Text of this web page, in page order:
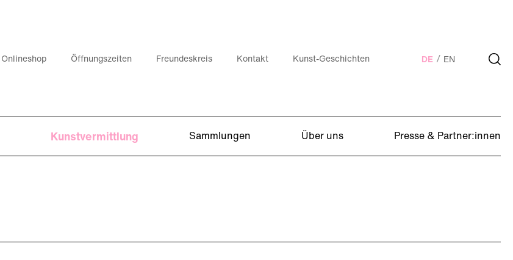
Onlineshop Öffnungszeiten Freundeskreis Kontakt Kunst-Geschichten DE EN
Kunstvermittlung Sammlungen Über uns
Presse & Partner:innen